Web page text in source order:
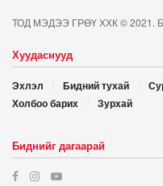
ТОД МЭДЭЭ ГРӨҮ ХХК © 2021.
Хуудаснууд
Эхлэл Бидний тухай
Холбоо барих
Зурхай
Биднийг дагаарай